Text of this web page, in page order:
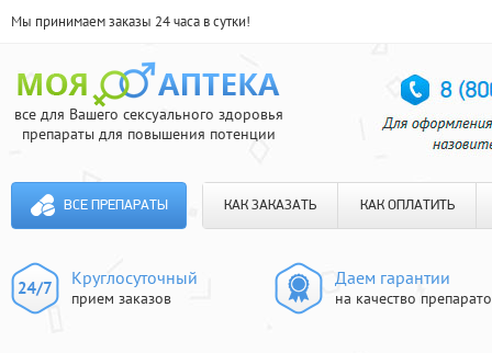
Мы принимаем заказы 24 часа в сутки!
все для Вашего сексуального здоровья
препараты для повышения потенции
ВСЕ ПРЕПАРАТЫ КАК ЗАКАЗАТЬ КАК ОПЛАТИТЬ
Круглосуточный
прием заказов
Даем гарантии
на качество